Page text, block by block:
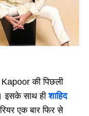
की पिछली
इसके साथ हीशाहिद
एक बार फिर से